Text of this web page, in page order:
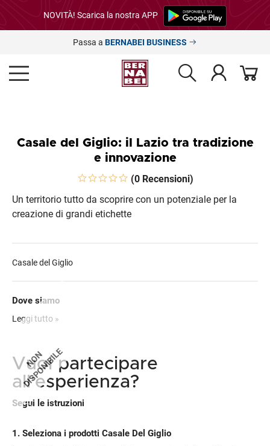
NOVITÀ! Scarica la nostra APP
Passa a BERNABEI BUSINESS
Casale del Giglio: il Lazio tra tradizione
e innovazione
(0 Recensioni)
Un territorio tutto da scoprire con un potenziale per la
creazione di grandi etichette
Casale del Giglio
Dove siamo
Indicazioni per raggiungere la location:
Leggi tutto »
NON
DISPONIBILE
Vuoi partecipare
all'esperienza?
Segui le istruzioni
1. Seleziona i prodotti Casale Del Giglio